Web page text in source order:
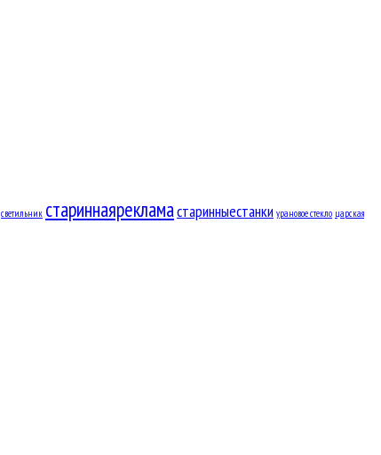
светильник стариннаярекламастаринныестанки урановое стекло царская